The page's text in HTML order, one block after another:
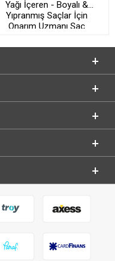
Yağı İçeren - Boyalı &
Yıpranmış Saçlar İçin
Onarım Uzmanı Saç